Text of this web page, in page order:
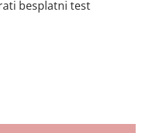
besplatni test